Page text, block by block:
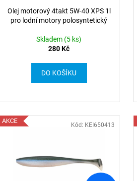
Olej motorový 4takt 5W-40 XPS 1l
pro lodní motory polosyntetický
Skladem (5 ks)
280 Kč
DO KOŠÍKU
AKCE
Kód: KEI650413